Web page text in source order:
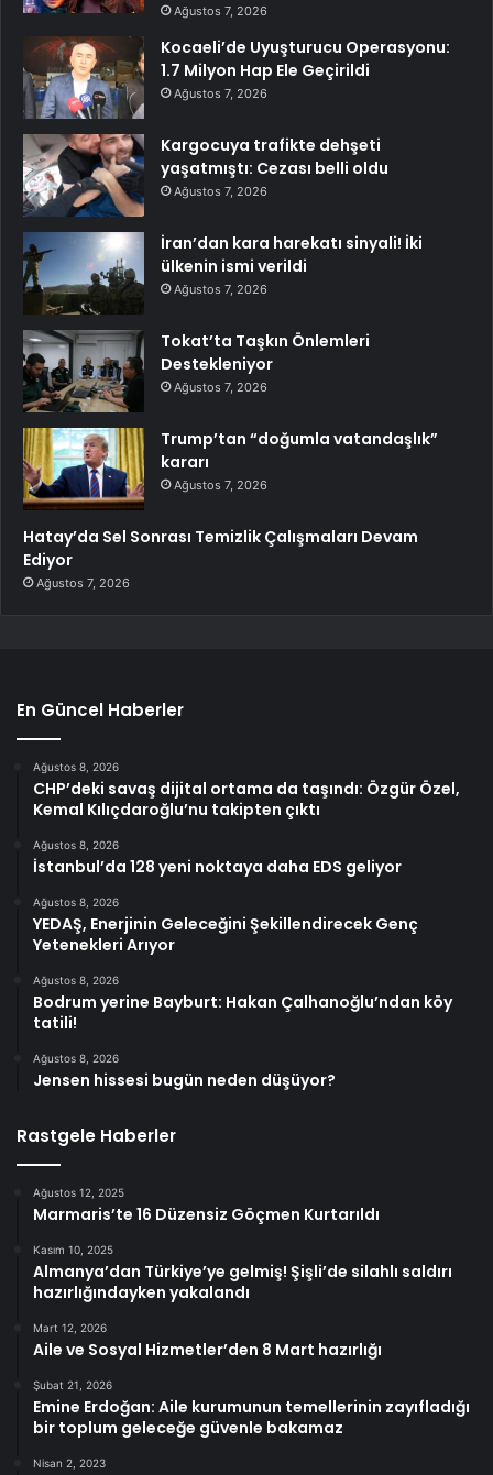
Ağustos 7, 2026
Kocaeli’de Uyuşturucu Operasyonu:
1.7 Milyon Hap Ele Geçirildi
Ağustos 7, 2026
Kargocuya trafikte dehşeti
yaşatmıştı: Cezası belli oldu
Ağustos 7, 2026
İran’dan kara harekatı sinyali! İki
ülkenin ismi verildi
Ağustos 7, 2026
Tokat’ta Taşkın Önlemleri
Destekleniyor
Ağustos 7, 2026
Trump’tan “doğumla vatandaşlık”
kararı
Ağustos 7, 2026
Hatay’da Sel Sonrası Temizlik Çalışmaları Devam
Ediyor
Ağustos 7, 2026
En Güncel Haberler
Ağustos 8, 2026
CHP’deki savaş dijital ortama da taşındı: Özgür Özel,
Kemal Kılıçdaroğlu’nu takipten çıktı
Ağustos 8, 2026
İstanbul’da 128 yeni noktaya daha EDS geliyor
Ağustos 8, 2026
YEDAŞ, Enerjinin Geleceğini Şekillendirecek Genç
Yetenekleri Arıyor
Ağustos 8, 2026
Bodrum yerine Bayburt: Hakan Çalhanoğlu’ndan köy
tatili!
Ağustos 8, 2026
Jensen hissesi bugün neden düşüyor?
Rastgele Haberler
Ağustos 12, 2025
Marmaris’te 16 Düzensiz Göçmen Kurtarıldı
Kasım 10, 2025
Almanya’dan Türkiye’ye gelmiş! Şişli’de silahlı saldırı
hazırlığındayken yakalandı
Mart 12, 2026
Aile ve Sosyal Hizmetler’den 8 Mart hazırlığı
Şubat 21, 2026
Emine Erdoğan: Aile kurumunun temellerinin zayıfladığı
bir toplum geleceğe güvenle bakamaz
Nisan 2, 2023